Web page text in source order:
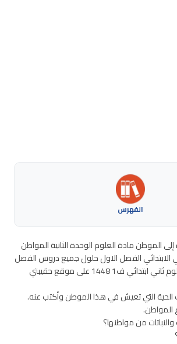
الفهرس
الموطن مادة العلوم الوحدة الثانية المواطن
الابتدائي الفصل الاول حلول جميع دروس الفصل
3 نظرة إلى الموطن علوم ثاني ابتدائي ف1 1448 على موقع حقيبتي
التي تعيش في هذا الموطن وأكتب عنه.
المواطن.
من مواطنها؟